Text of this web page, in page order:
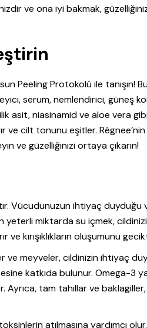
ve ona iyi bakmak,
Peeling Protokolü ile tanışın!
serum, nemlendirici, güneş
asit, niasinamid ve aloe vera
ve cilt tonunu eşitler.
ve güzelliğinizi ortaya çıkarın!
Vücudunuzun ihtiyaç duyduğu
yeterli miktarda su içmek,
kırışıklıkların oluşumunu
ve meyveler, cildinizin ihtiyaç
katkıda bulunur. Omega-3
tam tahıllar ve baklagiller,
atılmasına yardımcı